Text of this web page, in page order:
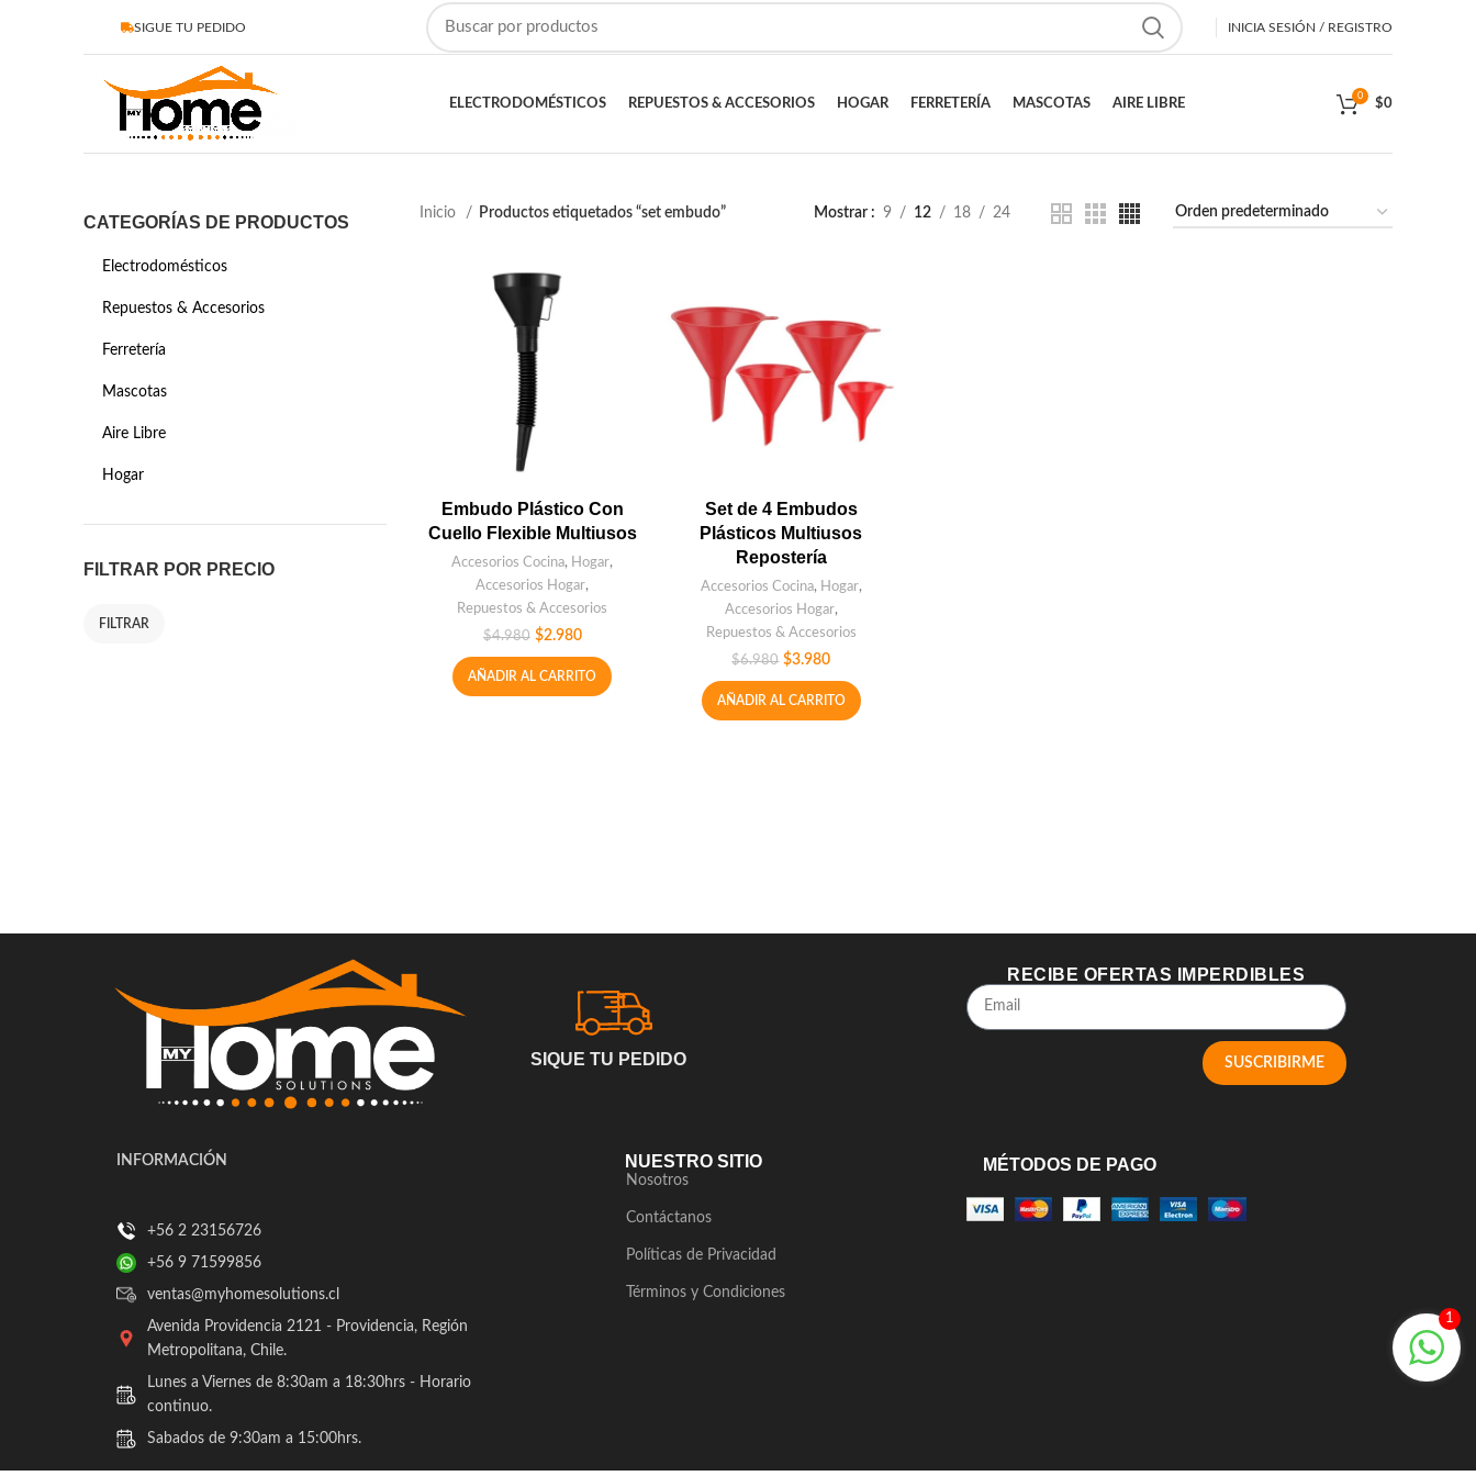
SIGUE TU PEDIDO INICIA SESIÓN / REGISTRO
ELECTRODOMÉSTICOS REPUESTOS & ACCESORIOS HOGAR FERRETERÍA MASCOTAS AIRE LIBRE
0
$0
CATEGORÍAS DE PRODUCTOS
Electrodomésticos
Repuestos & Accesorios
Ferretería
Mascotas
Aire Libre
Hogar
FILTRAR POR PRECIO
FILTRAR
Inicio Productos etiquetados “set embudo” Mostrar 9 12 18 24
Embudo Plástico Con
Cuello Flexible Multiusos
Accesorios Cocina, Hogar,
Accesorios Hogar,
Repuestos & Accesorios
$4.980 $2.980
AÑADIR AL CARRITO
Set de 4 Embudos
Plásticos Multiusos
Repostería
Accesorios Cocina, Hogar,
Accesorios Hogar,
Repuestos & Accesorios
$6.980 $3.980
AÑADIR AL CARRITO
SIQUE TU PEDIDO
RECIBE OFERTAS IMPERDIBLES
SUSCRIBIRME
INFORMACIÓN
+56 2 23156726
+56 9 71599856
ventas@myhomesolutions.cl
Avenida Providencia 2121 - Providencia, Región
Metropolitana, Chile.
Lunes a Viernes de 8:30am a 18:30hrs - Horario
continuo.
Sabados de 9:30am a 15:00hrs.
NUESTRO SITIO
Nosotros
Contáctanos
Políticas de Privacidad
Términos y Condiciones
MÉTODOS DE PAGO
1